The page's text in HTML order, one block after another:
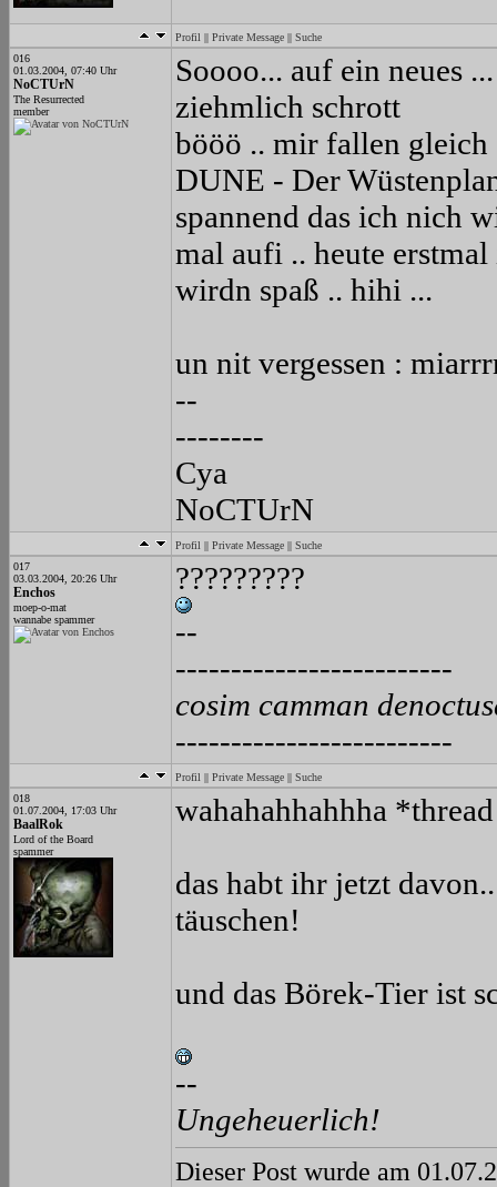
Profil || Private Message || Suche
016
01.03.2004, 07:40 Uhr
NoCTUrN
The Resurrected
member
Soooo... auf ein neues
ziehmlich schrott
bööö .. mir fallen gleich
DUNE - Der
spannend das ich nich
mal aufi .. heute
wirdn spaß .. hihi ...
un nit vergessen :
--
--------
Cya
NoCTUrN
Profil || Private Message || Suche
017
03.03.2004, 20:26 Uhr
Enchos
moep-o-mat
wannabe spammer
?????????
--
-------------------------
cosim camman
-------------------------
Profil || Private Message || Suche
018
01.07.2004, 17:03 Uhr
BaalRok
Lord of the Board
spammer
wahahahhahhha
das habt ihr jetzt
täuschen!
und das Börek-Tier ist
--
Ungeheuerlich!
Dieser Post wurde am